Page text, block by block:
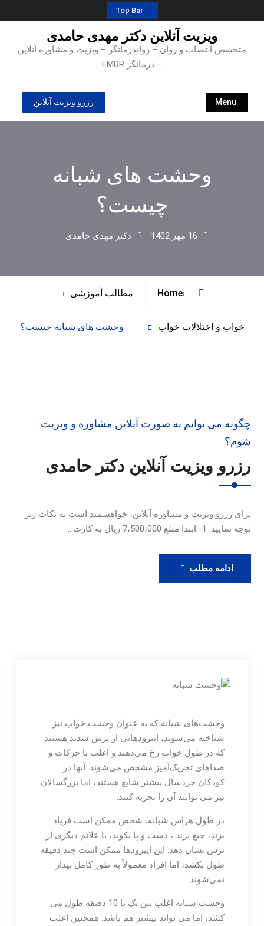
to
Top Bar
ویزیت آنلاین دکتر مهدی حامدی
متخصص اعصاب و روان – رواندرمانگر – ویزیت و مشاوره آنلاین
– درمانگر EMDR
Menu رزرو ویزیت آنلاین
وحشت های شبانه
چیست؟
16 مهر 1402 دکتر مهدی حامدی
Home مطالب آموزشی
خواب و اختلالات خواب وحشت های شبانه چیست؟
چگونه می توانم به صورت آنلاین مشاوره و ویزیت
شوم؟
رزرو ویزیت آنلاین دکتر حامدی
برای رزرو ویزیت و مشاوره آنلاین، خواهشمند است به نکات زیر
توجه نمایید: 1- ابتدا مبلغ 7،500،000 ریال به کارت…
ادامه مطلبرزرو
ویزیت
وحشت‌های شبانه که به عنوان وحشت خواب نیز
شناخته می‌شوند، اپیزودهایی از ترس شدید هستند
که در طول خواب رخ می‌دهند و اغلب با حرکات و
صداهای تحریک‌آمیز مشخص می‌شوند. آنها در
کودکان خردسال بیشتر شایع هستند، اما بزرگسالان
نیز می توانند آن را تجربه کنند.
در طول هراس شبانه، شخص ممکن است فریاد
بزند، جیغ بزند ، دست و پا بکوبد، یا علائم دیگری از
ترس نشان دهد. این اپیزودها ممکن است چند دقیقه
طول بکشد، اما افراد معمولاً به طور کامل بیدار
نمی‌شوند.
وحشت شبانه اغلب بین یک تا 10 دقیقه طول می
کشد، اما می تواند بیشتر هم باشد. همچنین اغلب